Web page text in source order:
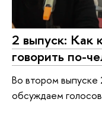
2 выпуск: Как
говорить по-
Во втором выпуске
обсуждаем